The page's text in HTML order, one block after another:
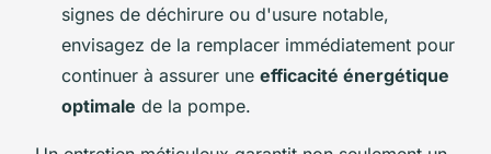
signes de déchirure ou d'usure notable,
envisagez de la remplacer immédiatement pour
continuer à assurer une efficacité énergétique
optimale de la pompe.